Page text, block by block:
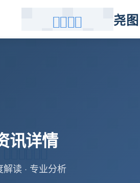
尧
讯详情
解读 · 专业分析